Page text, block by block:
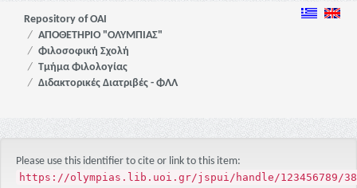
Repository of OAI
ΑΠΟΘΕΤΗΡΙΟ "ΟΛΥΜΠΙΑΣ"
Φιλοσοφική Σχολή
Τμήμα Φιλολογίας
Διδακτορικές Διατριβές - ΦΛΛ
Please use this identifier to cite or link to this item:
https://olympias.lib.uoi.gr/jspui/handle/123456789/